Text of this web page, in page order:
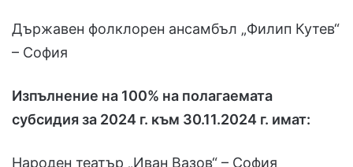
Държавен фолклорен ансамбъл „Филип Кутев“
– София
Изпълнение на 100% на полагаемата
субсидия за 2024 г. към 30.11.2024 г. имат:
Народен театър „Иван Вазов“ – София